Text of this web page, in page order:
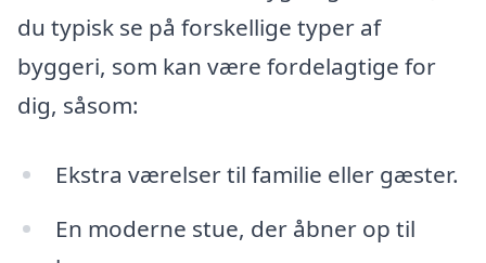
du typisk se på forskellige typer af
byggeri, som kan være fordelagtige for
dig, såsom:
Ekstra værelser til familie eller gæster.
En moderne stue, der åbner op til